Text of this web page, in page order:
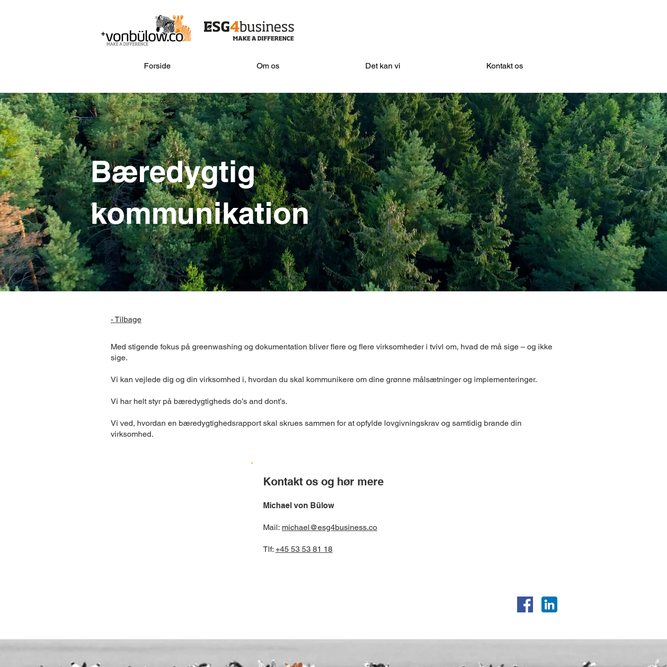
Forside Om os Det kan vi Kontakt os
Bæredygtig
kommunikation
- Tilbage
Med stigende fokus på greenwashing og dokumentation bliver flere og flere virksomheder i tvivl om, hvad de må sige – og ikke
sige.
Vi kan vejlede dig og din virksomhed i, hvordan du skal kommunikere om dine grønne målsætninger og implementeringer.
Vi har helt styr på bæredygtigheds do’s and dont’s.
Vi ved, hvordan en bæredygtighedsrapport skal skrues sammen for at opfylde lovgivningskrav og samtidig brande din
virksomhed.
Kontakt os og hør mere
Michael von Bülow
Mail: michael@esg4business.co
Tlf: +45 53 53 81 18